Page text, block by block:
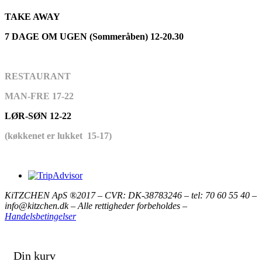
TAKE AWAY
7 DAGE OM UGEN (Sommeråben) 12-20.30
RESTAURANT
MAN-FRE 17-22
LØR-SØN 12-22
(køkkenet er lukket 15-17)
KiTZCHEN ApS ®2017 – CVR: DK-38783246 – tel: 70 60 55 40 –
info@kitzchen.dk – Alle rettigheder forbeholdes –
Handelsbetingelser
Din kurv